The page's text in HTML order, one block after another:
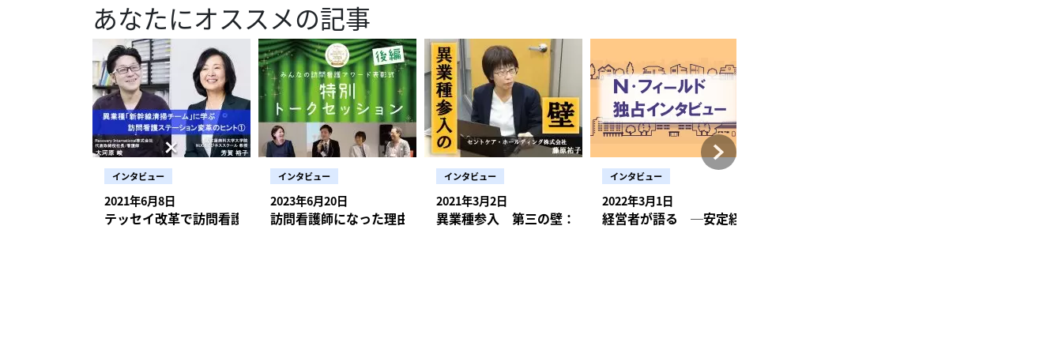
状況ですが、順次整備していく予定です。 ―試行錯誤しながらの整備・運用だと思いますが、どのよう
な部分に課題を感じていますか？ 評価の段階は現在のところ3段階ですが、なにをもって「1」とするか
「3」とするかの評価基準はあっても、評価者の経験や尺度によって変わってしまうことが課題ととらえ
ています。病院では目の前で実践の評価がしやすい環境ですが、訪問看護は同行しないと実践の状況が
確認できない環境です。評価者間での評価のバラツキが生じやすいことが課題と捉えており、整備してい
きたいと考えています。 ただ、考え方として押さえておきたいのは、ラダーはいわゆる「ラベル付け」
のための評価ではないということです。評価すること自体が目的ではなく、あくまでも自身の成長のた
め、実践能力の評価・自己研鑽のツールであり、共通の物差しとして活用していくものです。厳しすぎる
評価は成長を止めてしまう危険性もある。そうではなく、キャリア学習の支援、成長を促進につながる
ような評価制度にしたいというのが我々の願いです。 やはり病院よりも訪問看護は個別性が強くなりま
すので、「なにをもって」というのはお客様視点だと思います。病院であればキュアの視点で判断しやす
いのですが、訪問看護は「生活」の視点をふまえた幅広いケアの視点が必要です。その人らしさを総合
的に看るヘルスアセスメントが重要となり、すべての看護師に高い能力が求められます。訪問看護の特性
を踏まえた上で、目の前のお客様のためにできることは何かを、さらに追い求めていく必要があります
ね。 実績や頑張りが「見える化」されたという声 ─看護に直接携わるスタッフは、こういった評価制度
質向上に貢献 ―協議会設立から約15年、法人化から約10年経ちました。協議会の活動を通して、訪問看
護認定看護師の認知度や活動内容は変化しましたか？ 野崎： はい、確実に変わっていますね。まず、困
難事例があった際は、認定看護師が所属している事業所に依頼が来るようになりました。また、多職種
が集う会議に参加した際、認定看護師が中心となってまとめている姿を見たこともあり、地域包括ケア
の中心的な立ち位置になっていっていることを実感します。 大橋： 冒頭でも少し触れましたが、「訪問
看護に関する協力要請は協議会に」という流れも定着しつつありますよ。例えば最近は大学との協働案
件が多く、ポケットエコーやVRの研究に協力しています。コロナ禍には、日本訪問看護財団から感染防
護具を各県に配布したいというご依頼をいただいたのですが、協議会のネットワークを活用して迅速か
つ公平に対応できました。日本財団から遺贈基金をいただいて「在宅看取りを実践できる訪問看護師の
育成事業」を実施できたことも、大きな功績です。 野崎： 認定看護師の知識と経験、そして使命感をも
ってやり遂げられたことは、協議会としても誇れることですね。 大橋： 全国に信頼できる仲間がいるか
らこそ、こうした大きな事業や取り組みができます。誠実な仲間たちに感謝です。 ―改めて、訪問看護
認定看護師の存在意義や求められる姿勢について教えてください。 大橋： 我々には、大変な場面でも逃
げずに利用者さんの側に居続ける姿勢が求められると思います。しっかりとアセスメントをして、諦めず
にとことん考えていくことが認定看護師の存在意義ではないでしょうか。 野崎： 利用者と向き合う強さ
アとしても引き続きピラティスを続け、利用者さんやご家族にも良い看護を提供し続けることを目標と
していきたいと思います。 初めてでも気軽にできるピラティスの基本動作の紹介 ―ありがとうございま
す。では、ピラティスをやったことがない看護師さん向けに、気軽にできる基本動作を教えてください
今回は3つのエクササイズをご紹介します。（1）ピラティスの胸式呼吸（2）ピラティスの骨盤矯正
（3）体幹を鍛えるロールアップとロールダウン ピラティスマットを使用しますが、なければヨガマット
やバスタオルの上でも大丈夫です。 ベッド上だと身体が安定しにくいので、床の上で行うようにしまし
ょう。 写真提供：ZEN PLACE （1）ピラティスの胸式呼吸 よく「腹式呼吸」という言葉は聞くと思いま
すが、ピラティスの呼吸法は「胸式呼吸法」といいます。胸式呼吸は交感神経を優位にさせ、全身に血
液を送り出そうとして血管収縮が起こり、血圧も上昇し、脈や呼吸も速くなります。また頭が冴えてきて
集中力や記憶力などが高まりやすくなるのも特徴的です。 床の上にあぐらをかいて、背筋を伸ばして顎
を引いて座って行うのですが、このとき正しい姿勢になることが大事です。背筋が伸びておらず肩が内
巻になっていると、心窩部や胸郭が広がりにくいので、胸を広げて肋骨を閉じましょう。 呼吸をする際
には、両手を胸の下辺りに添えると胸の膨らみを意識しやすいです。息を吸うときは、胸の下辺りに当
てた手が外側に開いていく感じを、吐く際は手が中心に寄っていく感覚を持ち、肋骨が開閉されている
かチェックすることが大事です。 口から息を吐き出しながらお腹に力を入れへこませます。そのまま胸
いるわけではないですが、「筋力低下の予防」や「歩行訓練」等の指示をいただいた際に、必要な動作
や姿勢の形成にピラティスを用いますね。 ―利用者さんから「ピラティスを取り入れてほしい」と要望
があるケースはありますか？ ステーションの特徴としてピラティスを謳っているので、それを見て時々
連絡して下さる方はいらっしゃいます。ただ、まだ医療・介護領域で一般的ではないこともあるせい
か、利用者さん自ら「ピラティスを」とご要望をいただくことは少なく、こちらから働きかけて組み込
んでいくことの方が多いですね。 ―訪問看護にピラティスを取り入れた際、介護保険の加算は取れるの
でしょうか？ 残念ながら加算が取れるわけではありませんが、「こういうエクササイズをしています」
と報告書に書いて医師に伝えることはしています。 ―リハビリの一環として、ピラティスも取り入れて
いるというイメージですね。 そうですね。ZEN PLACE以外でもこうした動きは強まっていて、最近はピ
ラティスを学ぶ医療従事者の方が増えていると感じています。病院内のリハビリに取り入れているケー
スもありますよ。 ZEN PLACEのスタジオや養成講座に違う病院やクリニックで働く看護師の方が通われ
ていることもありますし、ピラティスの必要性を感じている医療従事者が増えているようで、うれしい
ですね。 ―ありがとうございました。次回は、看護師がピラティスを行うメリットや気軽にできるピラ
ティスの動作について伺います。 ＞＞【ピラティス×訪問看護】初心者でもOK。気軽にできるピラティ
ス基本動作 ※本記事は、2023年1月の取材時点の情報をもとに制作しています。 編集・執筆： 合同会社
なかで、悩まれなかったですか？ 正直とても悩みました。急性期での看護も楽しい面ややりがいがあり
ましたし、在宅の現場は、過去に派遣の仕事として訪問入浴をしたことがある程度。転職後の仕事内容
のイメージもあまりできず、不安がありました。でも、最後は「自分がやりたいことをちゃんとやりた
い」「やってみなきゃわからない！」と思い、転職を決めて東京へ引っ越しました。 ピラティスを活用
するZEN PLACE訪問看護とは？ ―入職後のことをお伺いします。ZEN PLACEでは、同一のステーション
に訪問看護師や理学療法士、作業療法士等の色々な職種が在籍されていますが、職種間の連携について
教えてください。 同じ利用者さんに看護師と理学療法士両方で入っていることもあるので、「今日はこ
ういう状態だった」とステーション内で情報交換をしています。また、訪問看護のみで入っている利用
者さんでもリハビリをしたほうが良いケースもありますし、逆にリハビリメインで入っている利用者さ
んに医療的な処置が必要になった場合は、看護師が入ったほうが良いこともあります。多職種と連携が
取りやすく、意思疎通がスムーズで良い環境ですね。 ―職場の雰囲気としてはいかがでしょうか。 基本
的にスタッフはみんな明るくて、職場内では笑顔や笑い声が絶えません。ピラティスが好きなメンバー
ばかりで、みんなで仕事後にレッスンを受けに行くこともありますし、和気あいあいとした職場でとて
も楽しいです。 ―皆さんにとって、本当にピラティスはリフレッシュもできる大切な時間なんですね。
仕事の後にピラティスをするケースが多いのでしょうか。 そうですね。今もステーションの近くにある
スタジオで、「期間中に50日間ピラティスをしよう」というイベント（「50days challenge」）に同僚
療・介護物品などのコスト意識、訪問先のご自宅や外部連携でのマナーなど）。 デメリット・手技の獲
得やひとりだちまで時間がかかり、ある程度自信をもって訪問できるまでは不安や劣等感を感じやす
い。・事業所の教育体制によっては、ひとりで訪問する重圧、不安が大きい可能性がある。 Bさん メリ
ット・利用者さんの生活や人生の一部に入り込むことができる。加えてもらえる。・医療者や支援者の
知識が必ずしも正解ではないことを、利用者さんを通して気付ける。 デメリット・病院に就職した同期
と比較してしまうと、スピード感の違いに落ち込む。・新卒訪問看護師への偏見がまだある印象があ
る。 Cさん メリット・夜勤がないため生活リズムが整いやすいこともあり、それによって『しんどいか
らやめたい』という看護師は少ないように思う。・キャリアが広がる印象がある（管理者、大学・大学
院の教員、ケアマネ取得など）。 デメリット・スタッフのマンパワーが必要なケースが多い。・ステー
ションによって教育のしかたやスタッフの関わり方・雰囲気、利用者さんの受け入れ幅などが異なる
が、今回お話していただいたかつての新卒者の方々も、現在では一人前の訪問看護師として立派に仕事
をこなしています。 新卒者を募る場合、訪問看護のメリットをアピールしつつ、ステーションとして新
卒者の悩みや課題に向き合う姿勢を示してみてはいかがでしょうか。 記事編集：NsPace編集部
あった場合に臨機応変に報告をしたり、手順を変更したりすることも困難に感じました。また、時間が
かかりすぎて、訪問時間内に必要なケアを行うことも難しかったです」 Bさん「できなかったことに注目
して落ち込み、自信がなくなるというループから抜け出せなくなることがありました。自分の『できる
であろう』の基準を高く設定してしまい、落ち込みやすくなっていました」 Cさん「看護技術、特に点滴
などの経験が積みにくく、技術の習得は大変苦労しました。コミュニケーションが元々苦手で、人見知
りも激しかったため、利用者さんとの会話に壁を感じることもありました。また、次の訪問まで待てる
のか？今すぐ対応すべきなのか？と、緊急度合いの判断がつきづらいときも困難さを感じました」 技術
的な悩みもさることながら、判断に間違いがないか、との不安を抱きやすいようです。そして、「週1回
2時間ほどの振り返り面談をしていただきました」「オンコールは管理者の許可を得てから訪問し、実際
に報告すると『合っているよ、いいよ』と声掛けをしてもらえて、認めてくれるようなサポートをされ
ていました」（どちらもCさん）というように、その都度のフィードバックがあると新卒者は安心感をも
つようです。 先輩・利用者さん・ご家族からの言葉で印象に残っていることは？ このように技術を身に
接的な感謝や励ましでなくても、先輩が自分を思ってくれているのがわかると、嬉しさを感じるとの声
もありました。 Bさん「利用者さん・ご家族からの『いつもありがとうね』『助かるわ』『待ってたよ』
国家試験合格後は、5年間病棟勤務を経験しました。呼吸器内科、血液内科など内科系混合病棟でした
が、3年目以降、男性看護師は私一人だったので、目立つというか、下手なことはできない（笑）。力仕
事的な部分では頼られましたが、男性が一人の環境は、なかなか肩身が狭かったです。 ふり返って思う
のは、自分の経歴や経験で価値観を固めてはいけないな、と。今でも心掛けています。 大学卒だから看
護学校でも成績がすごい良かったかというとそんなことは全然なかったし、職場でも家庭でも、その時
の自分のステージや将来性を見すえ、総合的にその場での自分の価値観をアップデートさせることが必
要だなと学びました。 医療の常識が通用しない訪問看護という仕事 そろそろ異動のタイミングという5
年目に、もともと興味があった在宅系で、地域の人とかかわりながら経験が積めることを期待し、訪問
看護ステーションに転職しました。 訪問看護は、患者さんの自宅での限られた物品と限られた空間でサ
ービスを提供するので、病院では当たり前だと思っていたことが通じない世界でした。 また、患者さん
やご家族の医療に対する考えや価値観が優先されるので、そこをはねのけると「もう来なくていいで
す」と言われてしまいます。実際、私もそう言われたことがありました。 ALSでずっと在宅療養されて
いる方のところに私が入った時です。ご家族がALSの患者さんであるご本人のために介護の会社を立ち上
げたほどで、鉄壁の価値観 ── たとえば酸素飽和度が1％でも下がったら困るなど ── が形成されてい
ました。私はそこを理解せず、医療の正当性を主張して失敗しました。 「24時間対応なんて無理」と考
えている人へ 高齢者の増加に伴い、訪問診療を必要とする人はますます増えていきます。サービスを提
あなたにオススメの記事
インタビュー
2021年6月8日
テッセイ改革で訪問看護に化学反応を引き起こす
インタビュー
2023年6月20日
訪問看護師になった理由＆訪問看護の魅力【特別トークセッション 後編】
インタビュー
2021年3月2日
異業種参入 第三の壁：お客様獲得
インタビュー
2022年3月1日
経営者が語る ─安定経営のワケ─